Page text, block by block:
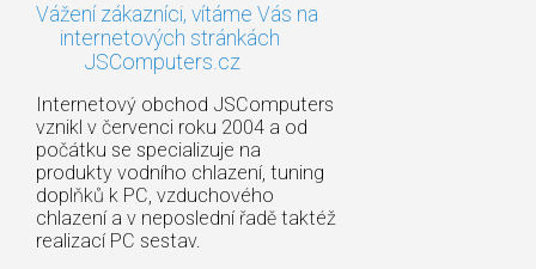
Vážení zákazníci, vítáme Vás na
internetových stránkách
JSComputers.cz
Internetový obchod JSComputers
vznikl v červenci roku 2004 a od
počátku se specializuje na
produkty vodního chlazení, tuning
doplňků k PC, vzduchového
chlazení a v neposlední řadě taktéž
realizací PC sestav.